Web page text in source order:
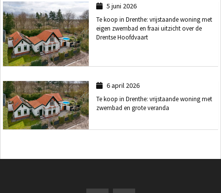
5 juni 2026
Te koop in Drenthe: vrijstaande woning met
eigen zwembad en fraai uitzicht over de
Drentse Hoofdvaart
6 april 2026
Te koop in Drenthe: vrijstaande woning met
zwembad en grote veranda